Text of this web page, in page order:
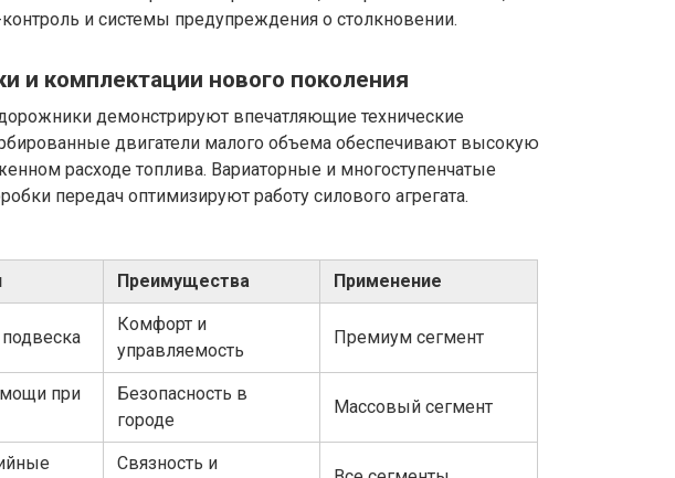
и системы предупреждения о столкновении.
и комплектации нового поколения
демонстрируют впечатляющие технические
двигатели малого объема обеспечивают высокую
расходе топлива. Вариаторные и многоступенчатые
передач оптимизируют работу силового агрегата.
Преимущества Применение
Комфорт и
управляемость
Премиум сегмент
при
Безопасность в
городе
Массовый сегмент
Связность и